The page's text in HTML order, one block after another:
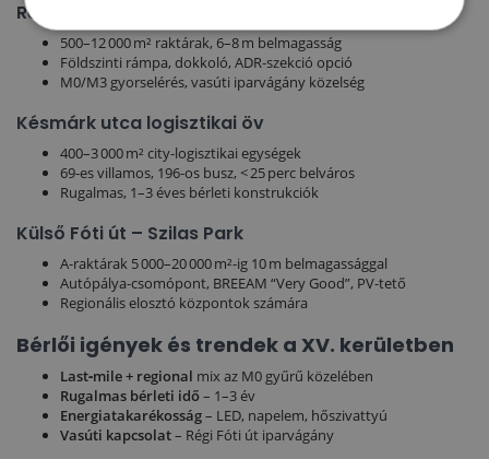
Régi Fóti út – Pólus Ipari Park
500–12 000 m² raktárak, 6–8 m belmagasság
Földszinti rámpa, dokkoló, ADR‑szekció opció
M0/M3 gyorselérés, vasúti iparvágány közelség
Késmárk utca logisztikai öv
400–3 000 m² city‑logisztikai egységek
69‑es villamos, 196‑os busz, < 25 perc belváros
Rugalmas, 1–3 éves bérleti konstrukciók
Külső Fóti út – Szilas Park
A‑raktárak 5 000–20 000 m²‑ig 10 m belmagassággal
Autópálya‑csomópont, BREEAM “Very Good”, PV‑tető
Regionális elosztó központok számára
Bérlői igények és trendek a XV. kerületben
Last‑mile + regional mix az M0 gyűrű közelében
Rugalmas bérleti idő– 1–3 év
Energiatakarékosság– LED, napelem, hőszivattyú
Vasúti kapcsolat– Régi Fóti út iparvágány